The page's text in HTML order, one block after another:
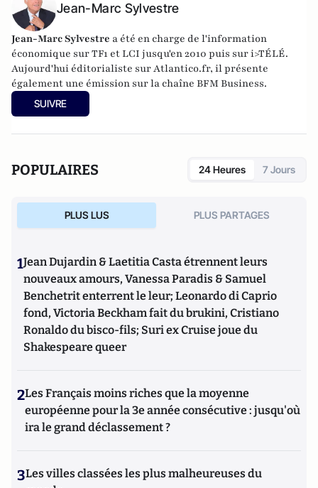
Jean-Marc Sylvestre
Jean-Marc Sylvestre a été en charge de l'information
économique sur TF1 et LCI jusqu'en 2010 puis sur i>TÉLÉ.
Aujourd'hui éditorialiste sur Atlantico.fr, il présente
également une émission sur la chaîne BFM Business.
SUIVRE
POPULAIRES 24 Heures 7 Jours
PLUS LUS PLUS PARTAGES
1Jean Dujardin & Laetitia Casta étrennent leurs
nouveaux amours, Vanessa Paradis & Samuel
Benchetrit enterrent le leur; Leonardo di Caprio
fond, Victoria Beckham fait du brukini, Cristiano
Ronaldo du bisco-fils; Suri ex Cruise joue du
Shakespeare queer
2Les Français moins riches que la moyenne
européenne pour la 3e année consécutive : jusqu'où
ira le grand déclassement ?
3Les villes classées les plus malheureuses du